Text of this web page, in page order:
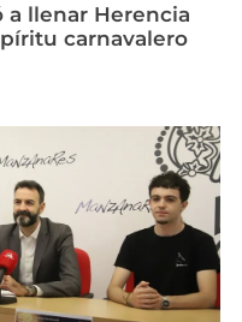
a llenar Herencia
carnavalero